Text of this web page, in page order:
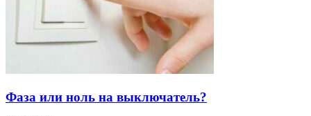
Фаза или ноль на выключатель?